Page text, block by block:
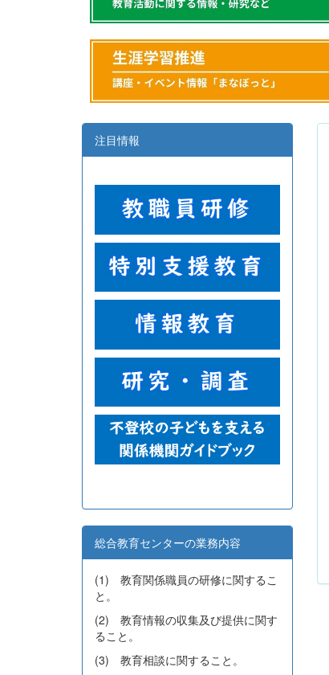
注目情報
総合教育センターの業務内容
(1) 教育関係職員の研修に関するこ
と。
(2) 教育情報の収集及び提供に関す
ること。
(3) 教育相談に関すること。